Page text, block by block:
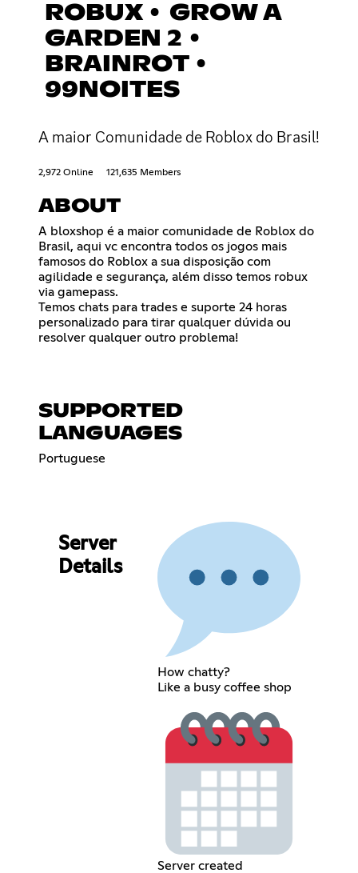
ROBUX • GROW A
GARDEN 2 •
BRAINROT •
99NOITES
A maior Comunidade de Roblox do Brasil!
2,972 Online 121,635 Members
ABOUT
A bloxshop é a maior comunidade de Roblox do
Brasil, aqui vc encontra todos os jogos mais
famosos do Roblox a sua disposição com
agilidade e segurança, além disso temos robux
via gamepass.
Temos chats para trades e suporte 24 horas
personalizado para tirar qualquer dúvida ou
resolver qualquer outro problema!
SUPPORTED
LANGUAGES
Portuguese
Server
Details
How chatty?
Like a busy coffee shop
Server created